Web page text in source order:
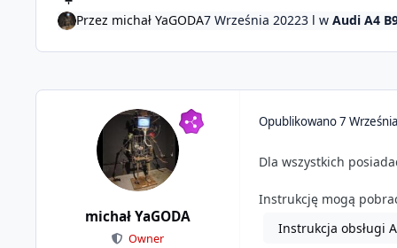
Przez michał YaGODA7 Września 20223 l w Audi A4
michał YaGODA
Owner
Opublikowano7
Dla wszystkich
Instrukcję mogą
Instrukcja obsługi